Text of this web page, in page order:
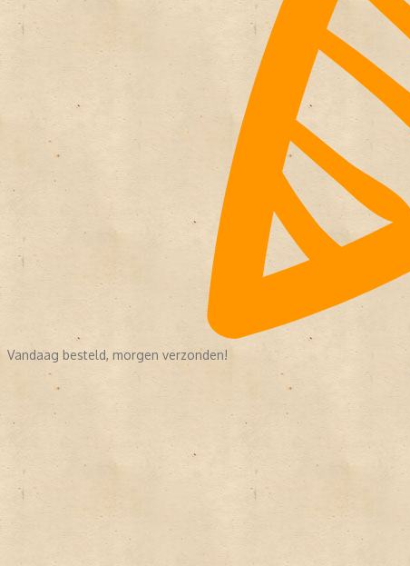
Vandaag besteld, morgen verzonden!